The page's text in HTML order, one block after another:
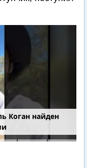
Коган найден